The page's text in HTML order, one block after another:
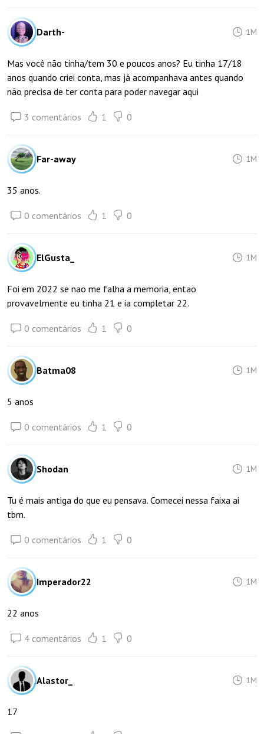
Darth- 1M
Mas você não tinha/tem 30 e poucos anos? Eu tinha 17/18
anos quando criei conta, mas já acompanhava antes quando
não precisa de ter conta para poder navegar aqui
3 comentários 1 0
Far-away 1M
35 anos.
0 comentários 1 0
ElGusta_ 1M
Foi em 2022 se nao me falha a memoria, entao
provavelmente eu tinha 21 e ia completar 22.
0 comentários 1 0
Batma08 1M
5 anos
0 comentários 1 0
Shodan 1M
Tu é mais antiga do que eu pensava. Comecei nessa faixa ai
tbm.
0 comentários 1 0
Imperador22 1M
22 anos
4 comentários 1 0
Alastor_ 1M
17